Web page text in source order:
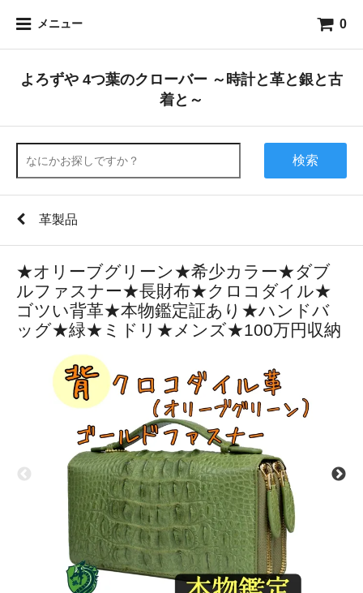
メニュー 0
よろずや 4つ葉のクローバー ～時計と革と銀と古
着と～
検索
革製品
★オリーブグリーン★希少カラー★ダブ
ルファスナー★長財布★クロコダイル★
ゴツい背革★本物鑑定証あり★ハンドバ
ッグ★緑★ミドリ★メンズ★100万円収納